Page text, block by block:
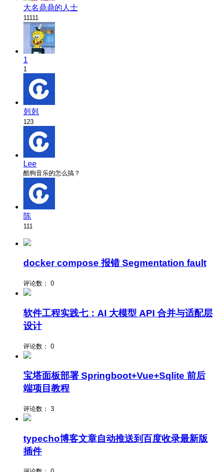
大名鼎鼎的人士
11111
1
1
剋剋
123
Lee
酷狗音乐的怎么搞？
陈
111
docker compose 报错 Segmentation fault
评论数： 0
软件工程实践七：AI 大模型 API 合并与适配层
设计
评论数： 0
宝塔面板部署 Springboot+Vue+Sqlite 前后
端项目教程
评论数： 3
typecho博客文章自动推送到百度收录最新版
插件